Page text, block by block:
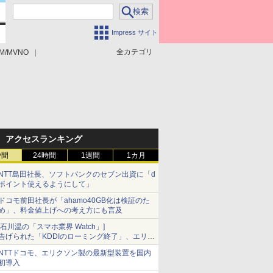
Impress サイト
全カテゴリ
MVNO
アクセスランキング
24時間 1週間 1カ月
島田社長、ソフトバンクのセブン出資に「d
イント使えるようにして」
コモ前田社長が「ahamo40GB化は検証のた
」、料金値上げへの考え方にも言及
川温の「スマホ業界 Watch」]
げられた「KDDIのローミング終了」、エリア
ップの落とし穴と楽天モバイルの課題
ドコモ、エリクソン製の最新型装置を国内
導入